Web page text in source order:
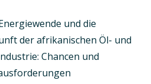
und die
der afrikanischen Öl- und
Chancen und